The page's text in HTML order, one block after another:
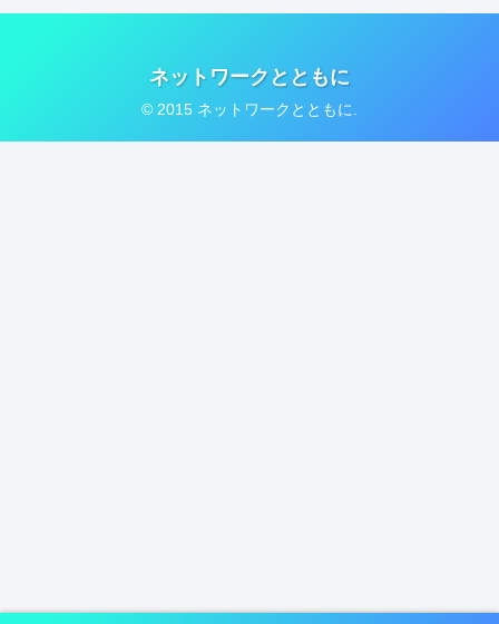
ネットワークとともに
© 2015 ネットワークとともに.